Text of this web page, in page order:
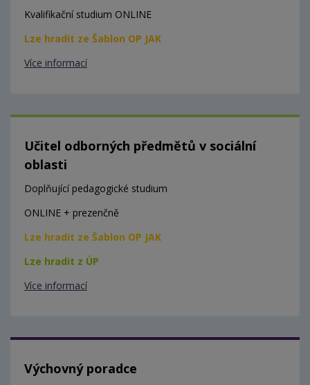
Kvalifikační studium ONLINE
Lze hradit ze Šablon OP JAK
Více informací
Učitel odborných předmětů v sociální
oblasti
Doplňující pedagogické studium
ONLINE + prezenčně
Lze hradit ze Šablon OP JAK
Lze hradit z ÚP
Více informací
Výchovný poradce